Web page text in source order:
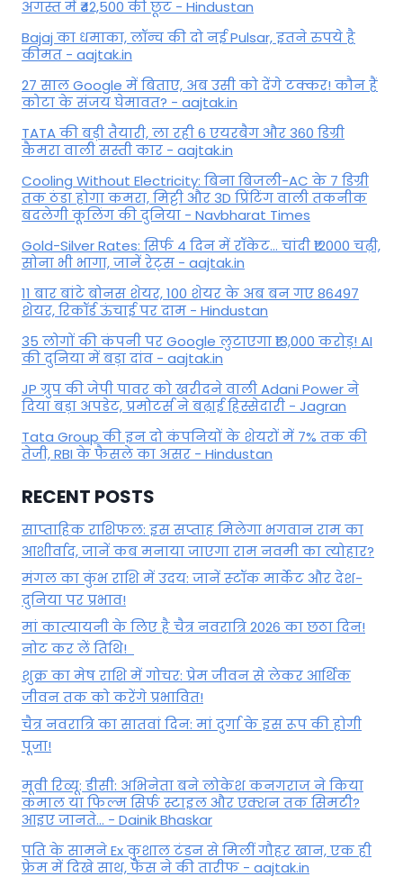
अगस्त में ₹42,500 की छूट - Hindustan
Bajaj का धमाका, लॉन्च की दो नई Pulsar, इतने रुपये है
कीमत - aajtak.in
27 साल Google में बिताए, अब उसी को देंगे टक्कर! कौन हैं
कोटा के संजय घेमावत? - aajtak.in
TATA की बड़ी तैयारी, ला रही 6 एयरबैग और 360 डिग्री
कैमरा वाली सस्ती कार - aajtak.in
Cooling Without Electricity: बिना बिजली-AC के 7 डिग्री
तक ठंडा होगा कमरा, मिट्टी और 3D प्रिंटिंग वाली तकनीक
बदलेगी कूलिंग की दुनिया - Navbharat Times
Gold-Silver Rates: सिर्फ 4 दिन में रॉकेट... चांदी ₹12000 चढ़ी,
सोना भी भागा, जानें रेट्स - aajtak.in
11 बार बांटे बोनस शेयर, 100 शेयर के अब बन गए 86497
शेयर, रिकॉर्ड ऊंचाई पर दाम - Hindustan
35 लोगों की कंपनी पर Google लुटाएगा ₹13,000 करोड़! AI
की दुनिया में बड़ा दांव - aajtak.in
JP ग्रुप की जेपी पावर को खरीदने वाली Adani Power ने
दिया बड़ा अपडेट, प्रमोटर्स ने बढ़ाई हिस्सेदारी - Jagran
Tata Group की इन दो कंपनियों के शेयरों में 7% तक की
तेजी, RBI के फैसले का असर - Hindustan
RECENT POSTS
साप्ताहिक राशिफल: इस सप्ताह मिलेगा भगवान राम का
आशीर्वाद, जानें कब मनाया जाएगा राम नवमी का त्योहार?
मंगल का कुंभ राशि में उदय: जानें स्‍टॉक मार्केट और देश-
दुनिया पर प्रभाव!
मां कात्‍यायनी के लिए है चैत्र नवरात्रि 2026 का छठा दिन!
नोट कर लें तिथि!
शुक्र का मेष राशि में गोचर: प्रेम जीवन से लेकर आर्थिक
जीवन तक को करेंगे प्रभावित!
चैत्र नवरात्रि का सातवां दिन: मां दुर्गा के इस रूप की होगी
पूजा!
मूवी रिव्यू: डीसी: अभिनेता बने लोकेश कनगराज ने किया
कमाल या फिल्म सिर्फ स्टाइल और एक्शन तक सिमटी?
आइए जानते... - Dainik Bhaskar
पति के सामने Ex कुशाल टंडन से मिलीं गौहर खान, एक ही
फ्रेम में दिखे साथ, फैंस ने की तारीफ - aajtak.in